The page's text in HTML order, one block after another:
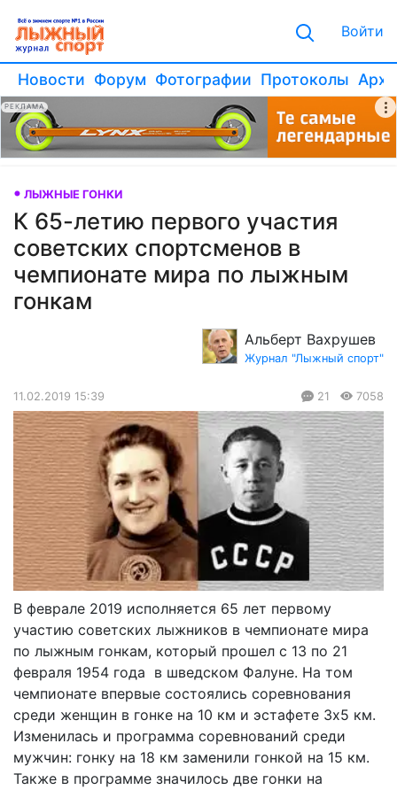
Войти
Новости Форум Фотографии Протоколы
РЕКЛАМА
ЛЫЖНЫЕ ГОНКИ
К 65-летию первого участия
советских спортсменов в
чемпионате мира по лыжным
гонкам
Альберт Вахрушев
Журнал "Лыжный спорт"
11.02.2019 15:39 21 7058
В феврале 2019 исполняется 65 лет первому
участию советских лыжников в чемпионате мира
по лыжным гонкам, который прошел с 13 по 21
февраля 1954 года в шведском Фалуне. На том
чемпионате впервые состоялись соревнования
среди женщин в гонке на 10 км и эстафете 3х5 км.
Изменилась и программа соревнований среди
мужчин: гонку на 18 км заменили гонкой на 15 км.
Также в программе значилось две гонки на